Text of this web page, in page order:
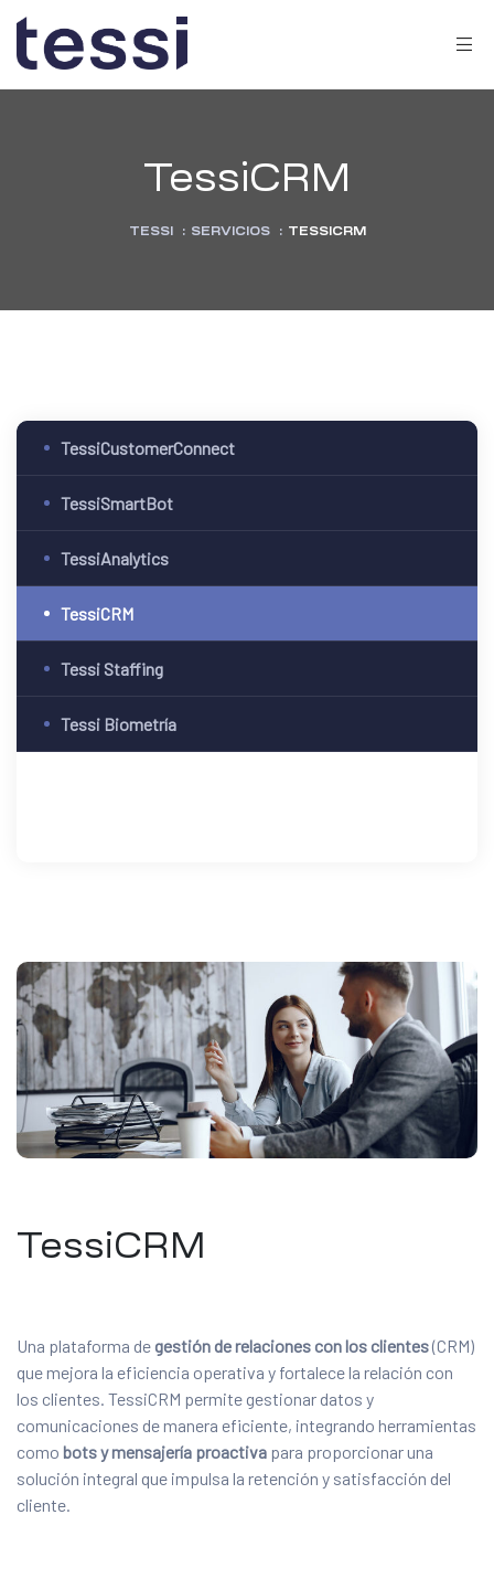
TessiCRM
TESSI : SERVICIOS : TESSICRM
TessiCustomerConnect
TessiSmartBot
TessiAnalytics
TessiCRM
Tessi Staffing
Tessi Biometría
TessiCRM
Una plataforma de gestión de relaciones con los clientes(CRM)
que mejora la eficiencia operativa y fortalece la relación con
los clientes. TessiCRM permite gestionar datos y
comunicaciones de manera eficiente, integrando herramientas
como bots y mensajería proactiva para proporcionar una
solución integral que impulsa la retención y satisfacción del
cliente.